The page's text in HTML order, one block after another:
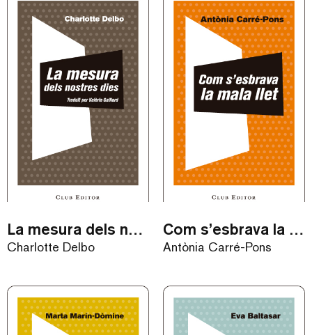
La mesura dels nostres dies / eBook
Charlotte Delbo
Com s’esbrava la mala llet / eBook
Antònia Carré-Pons